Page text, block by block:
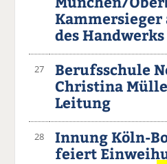
des Handwerks
27
Berufsschule
Christina
Leitung
28
Innung Köln-
feiert